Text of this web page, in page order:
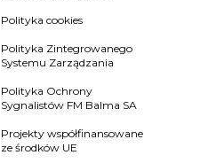
Polityka cookies
Polityka Zintegrowanego
Systemu Zarządzania
Polityka Ochrony
Sygnalistów FM Balma SA
Projekty współfinansowane
ze środków UE